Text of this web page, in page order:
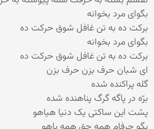
بگوای مرد بخوانه
برکت ده به تن غافل شوق حرکت ده
بگوای مرد بخوانه
برکت ده به تن غافل شوق حرکت ده
ای شبان حرف بزن حرف بزن
گله پراکنده شده
برّه در پاگه گرگ پناهنده شده
پشت این ساکتی یک دنیا هیاهو